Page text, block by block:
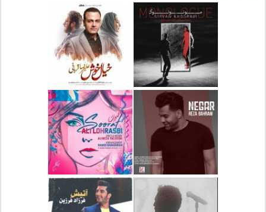
دانلود آلبوم جدید سیروان
خسروی بنام مونولوگ
دانلود آهنگ جدید علیرضا
قربانی بنام خیال خوش
دانلود آهنگ جدید رضا
بهرام بنام نگار
دانلود آهنگ جدید علی
لهراسبی بنام صورت